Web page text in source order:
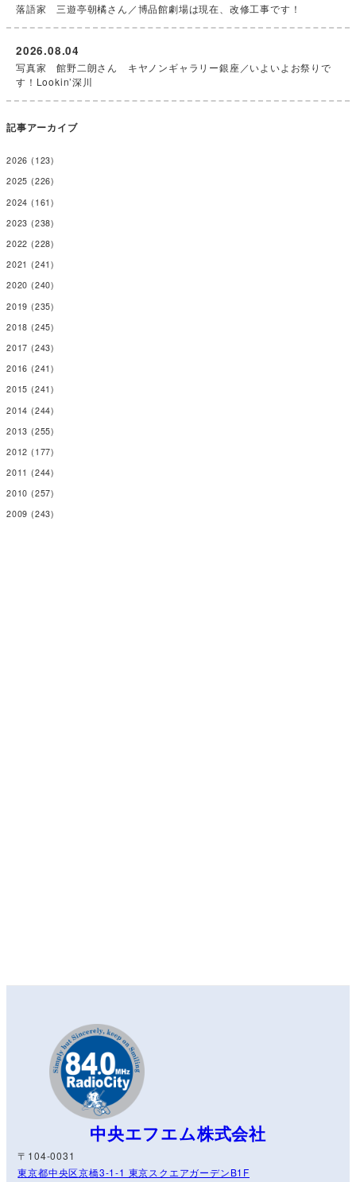
落語家 三遊亭朝橘さん／博品館劇場は現在、改修工事です！
写真家 館野二朗さん キヤノンギャラリー銀座／いよいよお祭りで
す！Lookin’深川
2026.08.04
記事アーカイブ
2026 (123)
2025 (226)
2024 (161)
2023 (238)
2022 (228)
2021 (241)
2020 (240)
2019 (235)
2018 (245)
2017 (243)
2016 (241)
2015 (241)
2014 (244)
2013 (255)
2012 (177)
2011 (244)
2010 (257)
2009 (243)
中央エフエム株式会社
〒104-0031
東京都中央区京橋3-1-1 東京スクエアガーデンB1F